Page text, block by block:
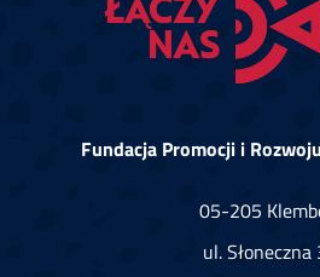
Fundacja Promocji i
05-205
ul. Słoneczna